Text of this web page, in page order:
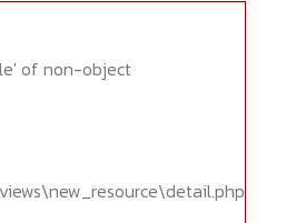
of non-object